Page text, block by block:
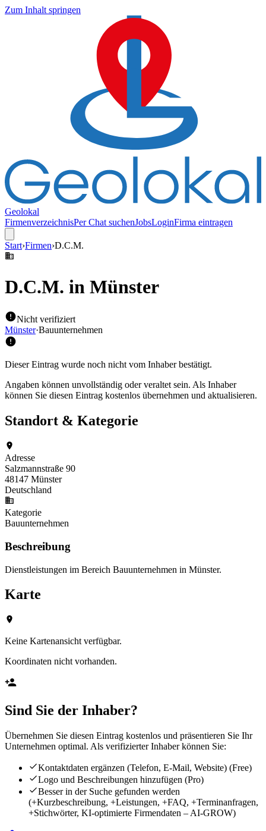
Zum Inhalt springen
Geolokal
FirmenverzeichnisPer Chat suchenJobsLoginFirma eintragen
Start›Firmen›D.C.M.
D.C.M. in Münster
Nicht verifiziert
Münster·Bauunternehmen
Dieser Eintrag wurde noch nicht vom Inhaber bestätigt.
Angaben können unvollständig oder veraltet sein. Als Inhaber
können Sie diesen Eintrag kostenlos übernehmen und aktualisieren.
Standort & Kategorie
Adresse
Salzmannstraße 90
48147 Münster
Deutschland
Kategorie
Bauunternehmen
Beschreibung
Dienstleistungen im Bereich Bauunternehmen in Münster.
Karte
Keine Kartenansicht verfügbar.
Koordinaten nicht vorhanden.
Sind Sie der Inhaber?
Übernehmen Sie diesen Eintrag kostenlos und präsentieren Sie Ihr
Unternehmen optimal. Als verifizierter Inhaber können Sie:
Kontaktdaten ergänzen (Telefon, E-Mail, Website) (Free)
Logo und Beschreibungen hinzufügen (Pro)
Besser in der Suche gefunden werden
(+Kurzbeschreibung, +Leistungen, +FAQ, +Terminanfragen,
+Stichwörter, KI-optimierte Firmendaten – AI-GROW)